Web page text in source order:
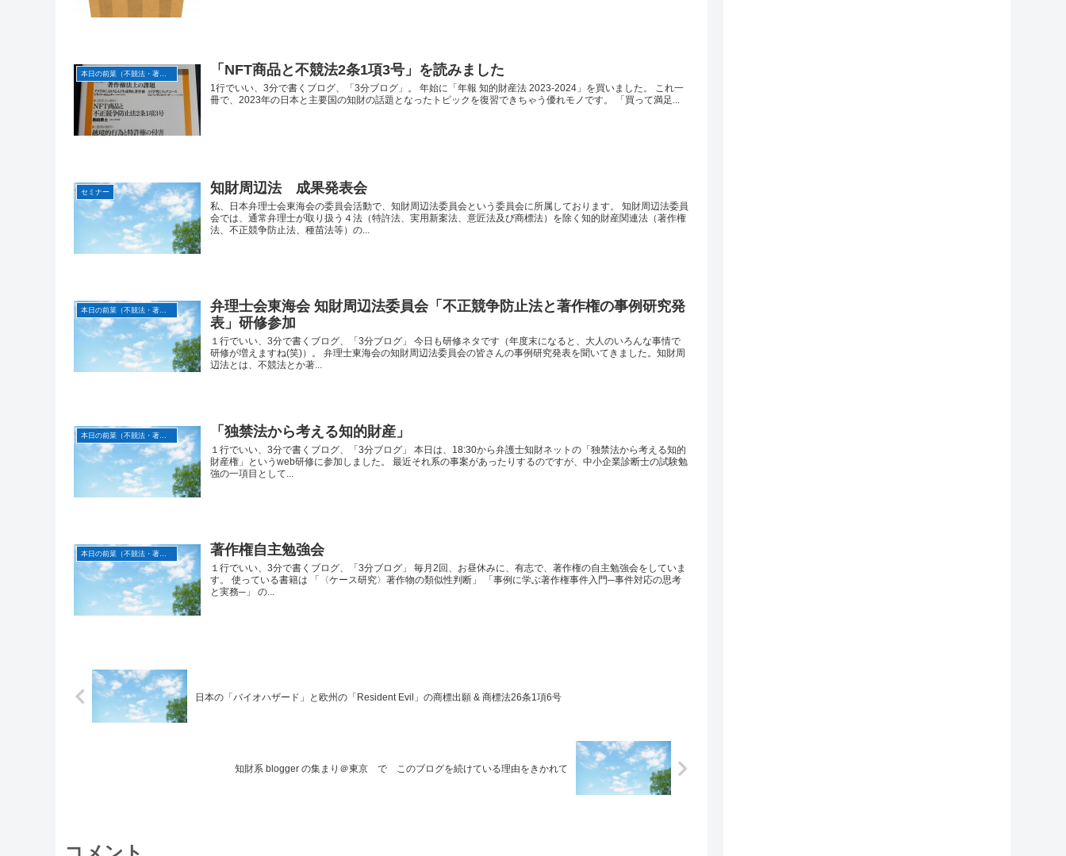
本日の前菜（不競法・著作権等周辺法仕立て） 「NFT商品と不競法2条1項3号」を読みました
1行でいい、3分で書くブログ、「3分ブログ」。 年始に「年報 知的財産法 2023-2024」を買いました。 これ一
冊で、2023年の日本と主要国の知財の話題となったトピックを復習できちゃう優れモノです。 「買って満足...
セミナー 知財周辺法 成果発表会
私、日本弁理士会東海会の委員会活動で、知財周辺法委員会という委員会に所属しております。 知財周辺法委員
会では、通常弁理士が取り扱う４法（特許法、実用新案法、意匠法及び商標法）を除く知的財産関連法（著作権
法、不正競争防止法、種苗法等）の...
本日の前菜（不競法・著作権等周辺法仕立て）
弁理士会東海会 知財周辺法委員会「不正競争防止法と著作権の事例研究発
表」研修参加
１行でいい、3分で書くブログ、「3分ブログ」 今日も研修ネタです（年度末になると、大人のいろんな事情で
研修が増えますね(笑)）。 弁理士東海会の知財周辺法委員会の皆さんの事例研究発表を聞いてきました。知財周
辺法とは、不競法とか著...
本日の前菜（不競法・著作権等周辺法仕立て） 「独禁法から考える知的財産」
１行でいい、3分で書くブログ、「3分ブログ」 本日は、18:30から弁護士知財ネットの「独禁法から考える知的
財産権」というweb研修に参加しました。 最近それ系の事案があったりするのですが、中小企業診断士の試験勉
強の一項目として...
本日の前菜（不競法・著作権等周辺法仕立て） 著作権自主勉強会
１行でいい、3分で書くブログ、「3分ブログ」 毎月2回、お昼休みに、有志で、著作権の自主勉強会をしていま
す。 使っている書籍は 「〈ケース研究〉著作物の類似性判断」 「事例に学ぶ著作権事件入門─事件対応の思考
と実務─」 の...
日本の「バイオハザード」と欧州の「Resident Evil」の商標出願 & 商標法26条1項6号
知財系 blogger の集まり＠東京 で このブログを続けている理由をきかれて